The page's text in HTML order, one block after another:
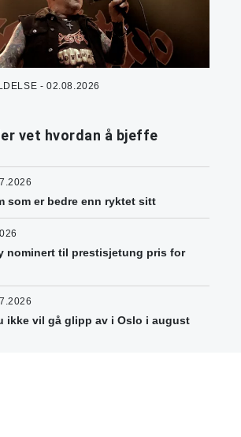
- 02.08.2026
vet hvordan å bjeffe
som er bedre enn ryktet sitt
nominert til prestisjetung pris for
ikke vil gå glipp av i Oslo i august